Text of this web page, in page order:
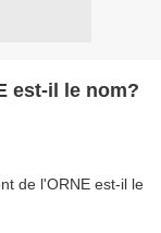
est-il le nom?